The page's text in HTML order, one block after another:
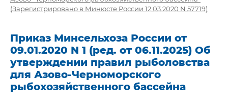
(Зарегистрировано в Минюсте России 12.03.2020 N 57719)
Приказ Минсельхоза России от
09.01.2020 N 1 (ред. от 06.11.2025) Об
утверждении правил рыболовства
для Азово-Черноморского
рыбохозяйственного бассейна